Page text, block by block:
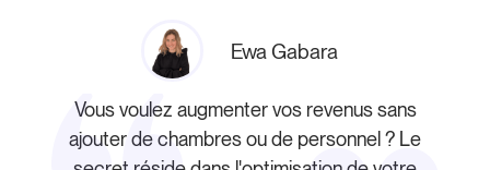
Ewa Gabara
Vous voulez augmenter vos revenus sans
ajouter de chambres ou de personnel ? Le